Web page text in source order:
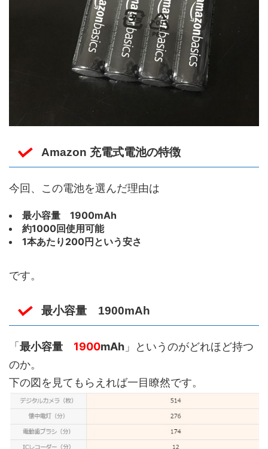
Amazon 充電式電池の特徴
今回、この電池を選んだ理由は
最小容量 1900mAh
約1000回使用可能
1本あたり200円という安さ
です。
最小容量 1900mAh
「 最小容量 1900mAh 」というのがどれほど持つ
のか。
下の図を見てもらえれば一目瞭然です。